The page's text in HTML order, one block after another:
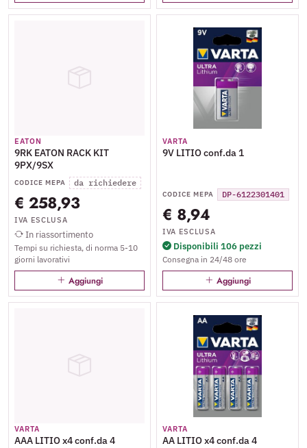
EATON
9RK EATON RACK KIT
9PX/9SX
CODICE MEPA da richiedere
€ 258,93
IVA ESCLUSA
In riassortimento
Tempi su richiesta, di norma 5-10
giorni lavorativi
Aggiungi
VARTA
9V LITIO conf.da 1
CODICE MEPA DP-6122301401
€ 8,94
IVA ESCLUSA
Disponibili 106 pezzi
Consegna in 24/48 ore
Aggiungi
VARTA
AAA LITIO x4 conf.da 4
VARTA
AA LITIO x4 conf.da 4